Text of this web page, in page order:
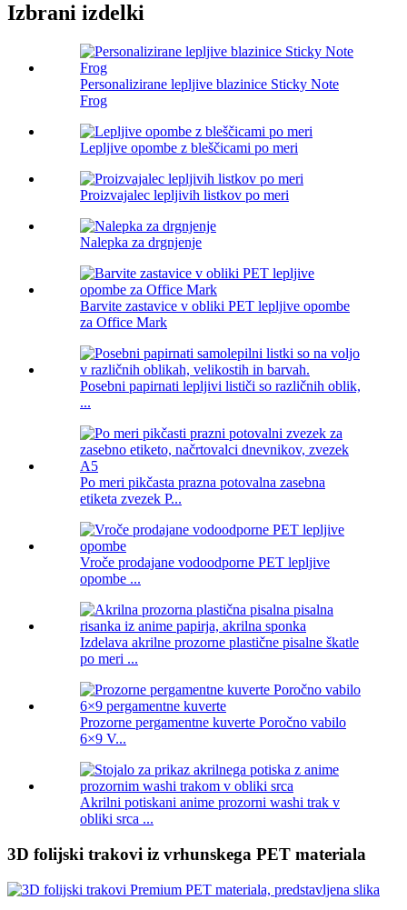
Izbrani izdelki
Personalizirane lepljive blazinice Sticky Note
Frog
Lepljive opombe z bleščicami po meri
Proizvajalec lepljivih listkov po meri
Nalepka za drgnjenje
Barvite zastavice v obliki PET lepljive opombe
za Office Mark
Posebni papirnati lepljivi lističi so različnih oblik,
...
Po meri pikčasta prazna potovalna zasebna
etiketa zvezek P...
Vroče prodajane vodoodporne PET lepljive
opombe ...
Izdelava akrilne prozorne plastične pisalne škatle
po meri ...
Prozorne pergamentne kuverte Poročno vabilo
6×9 V...
Akrilni potiskani anime prozorni washi trak v
obliki srca ...
3D folijski trakovi iz vrhunskega PET materiala